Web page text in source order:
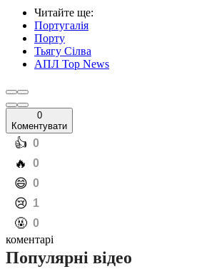
Читайте ще:
Португалія
Порту
Тьягу Сілва
АПЛ Top News
0
Коментувати
️👍 0
️🔥 0
️😄 0
️😢 1
️🤬 0
коментарі